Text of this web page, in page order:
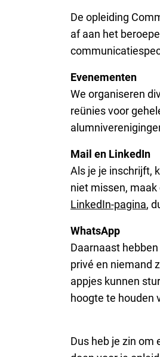
De opleiding
af aan het
Evenementen
We organiseren
reünies voor
Mail en LinkedIn
Als je je inschrijft,
niet missen,
LinkedIn-pagina,
WhatsApp
Daarnaast
privé en niemand
appjes kunnen
hoogte te houden
Dus heb je zin om